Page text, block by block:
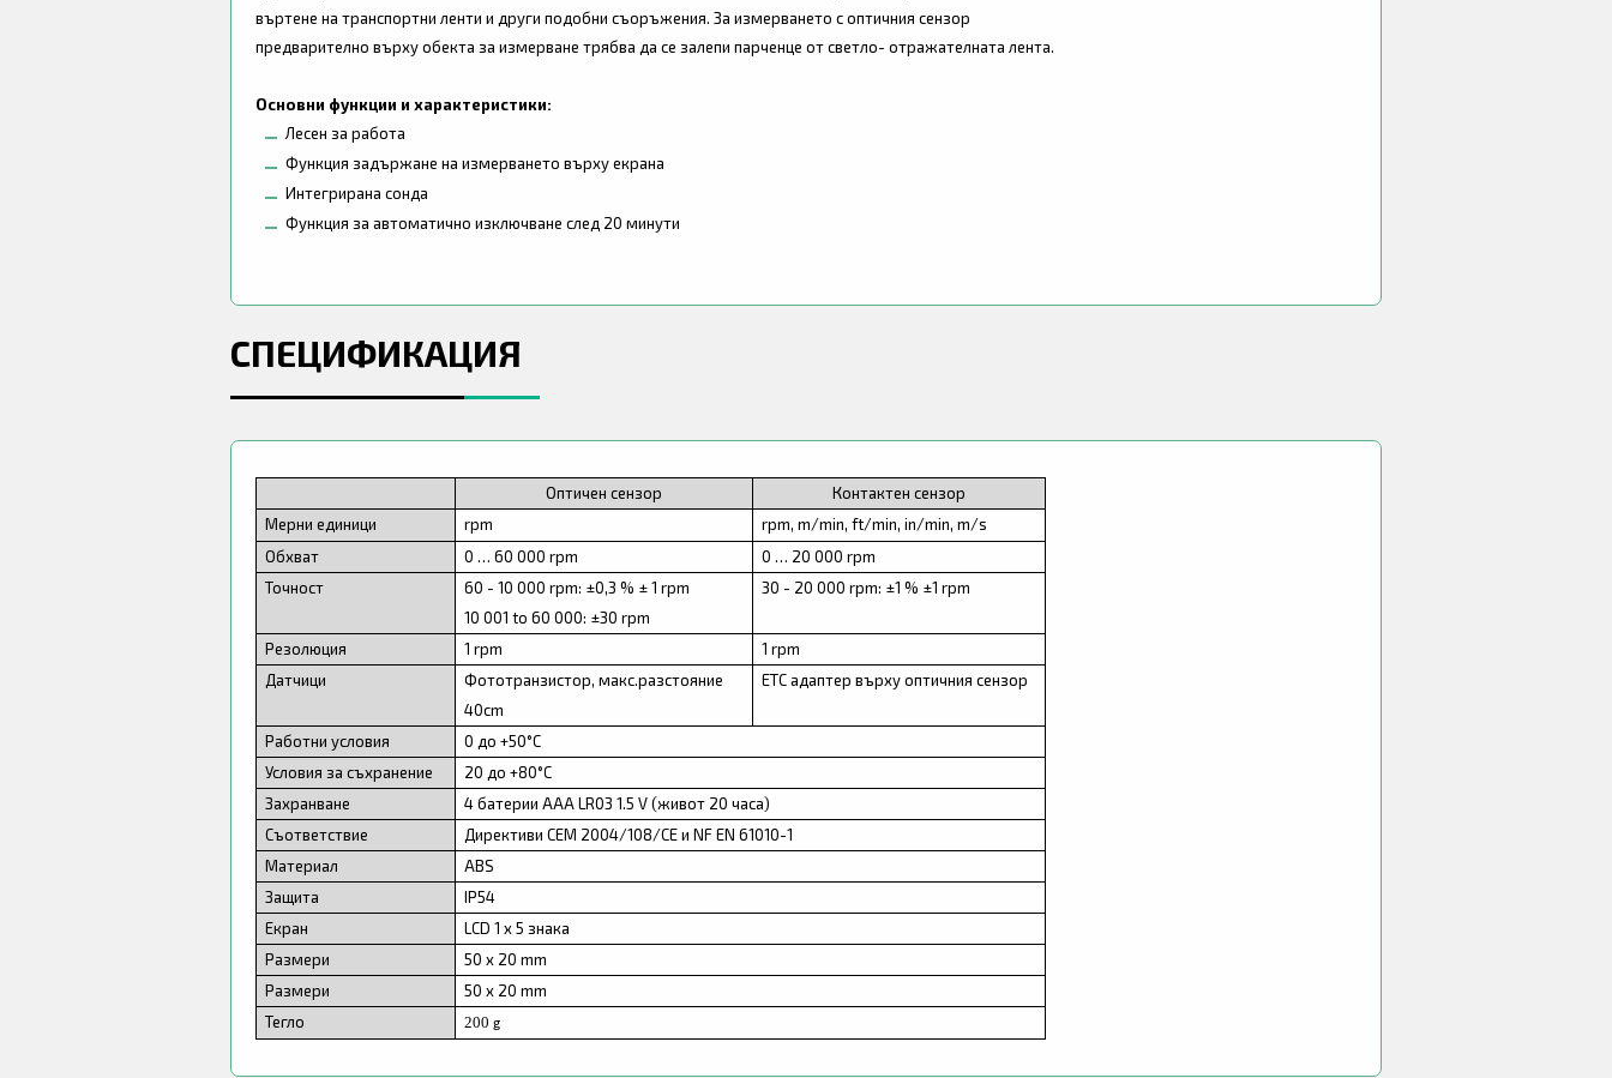
въртене на транспортни ленти и други подобни съоръжения. За измерването с оптичния сензор
предварително върху обекта за измерване трябва да се залепи парченце от светло- отражателната лента.
Основни функции и характеристики:
Лесен за работа
Функция задържане на измерването върху екрана
Интегрирана сонда
Функция за автоматично изключване след 20 минути
СПЕЦИФИКАЦИЯ
Оптичен сензор
Контактен сензор
Мерни единици
rpm
rpm, m/min, ft/min, in/min, m/s
Обхват
0 … 60 000 rpm
0 … 20 000 rpm
Точност
60 - 10 000 rpm: ±0,3 % ± 1 rpm
10 001 to 60 000: ±30 rpm
30 - 20 000 rpm: ±1 % ±1 rpm
Резолюция 1 rpm
1 rpm
Датчици
Фототранзистор, макс.разстояние
40cm
ETC адаптер върху оптичния сензор
Работни условия
0 до +50°C
Условия за съхранение
20 до +80°C
Захранване
4 батерии AAA LR03 1.5 V (живот 20 часа)
Съответствие
Директиви CEM 2004/108/CE и NF EN 61010-1
Материал
ABS
Защита
IP54
Екран
LCD 1 x 5 знака
Размери
50 x 20 mm
Размери
50 x 20 mm
Тегло
200g